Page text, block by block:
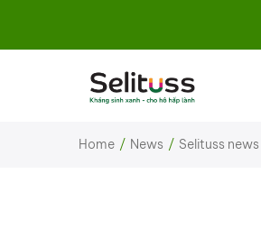
Home News Selituss news